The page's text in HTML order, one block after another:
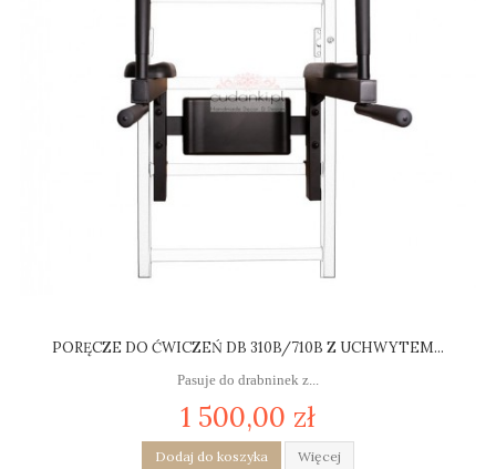
PORĘCZE DO ĆWICZEŃ DB 310B/710B Z UCHWYTEM...
Pasuje do drabninek z...
1 500,00 zł
Dodaj do koszyka Więcej